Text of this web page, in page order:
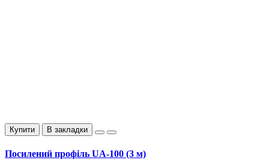
Купити В закладки
Посилений профіль UA-100 (3 м)